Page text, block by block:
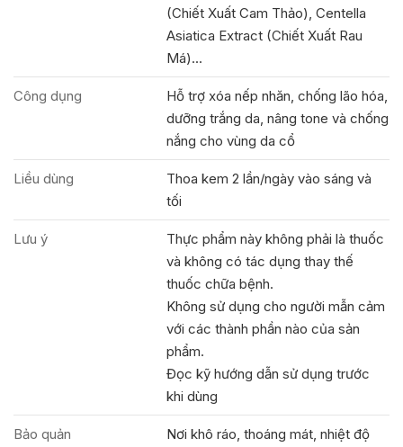
(Chiết Xuất Cam Thảo), Centella
Asiatica Extract (Chiết Xuất Rau
Má)...
Công dụng
Hỗ trợ xóa nếp nhăn, chống lão hóa,
dưỡng trắng da, nâng tone và chống
nắng cho vùng da cổ
Liều dùng
Thoa kem 2 lần/ngày vào sáng và
tối
Lưu ý
Thực phẩm này không phải là thuốc
và không có tác dụng thay thế
thuốc chữa bệnh.
Không sử dụng cho người mẫn cảm
với các thành phần nào của sản
phẩm.
Đọc kỹ hướng dẫn sử dụng trước
khi dùng
Bảo quản
Nơi khô ráo, thoáng mát, nhiệt độ